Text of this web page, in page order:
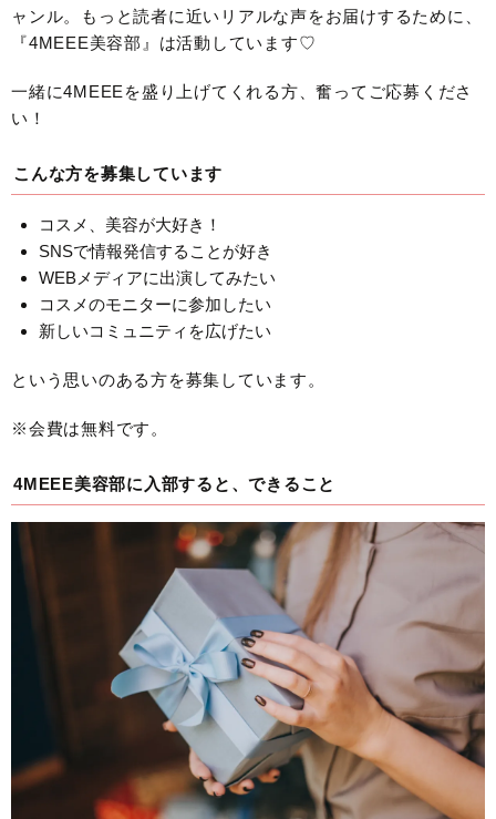
ャンル。もっと読者に近いリアルな声をお届けするために、
『4MEEE美容部』は活動しています♡
一緒に4MEEEを盛り上げてくれる方、奮ってご応募くださ
い！
こんな方を募集しています
コスメ、美容が大好き！
SNSで情報発信することが好き
WEBメディアに出演してみたい
コスメのモニターに参加したい
新しいコミュニティを広げたい
という思いのある方を募集しています。
※会費は無料です。
4MEEE美容部に入部すると、できること